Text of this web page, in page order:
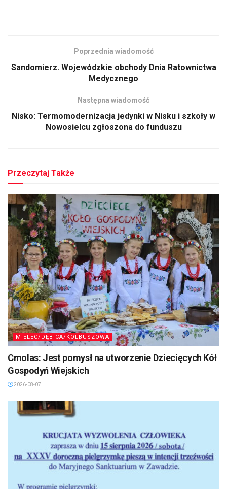
Poprzednia wiadomość
Sandomierz. Wojewódzkie obchody Dnia Ratownictwa
Medycznego
Następna wiadomość
Nisko: Termomodernizacja jedynki w Nisku i szkoły w
Nowosielcu zgłoszona do funduszu
Przeczytaj Także
MIELEC/DĘBICA/KOLBUSZOWA
Cmolas: Jest pomysł na utworzenie Dziecięcych Kół
Gospodyń Wiejskich
2026-08-07